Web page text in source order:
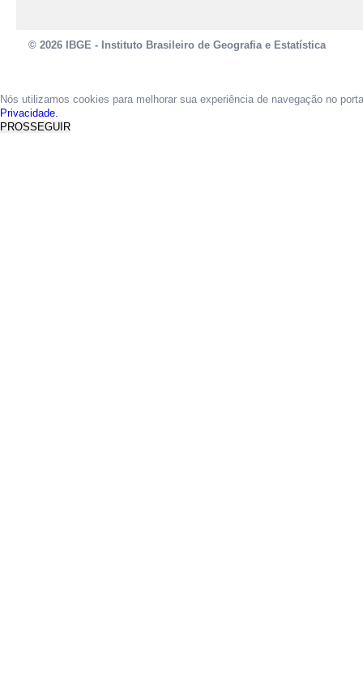
© 2026 IBGE - Instituto Brasileiro de Geografia e Estatística
Nós utilizamos cookies para melhorar sua experiência de navegação no
Privacidade.
PROSSEGUIR